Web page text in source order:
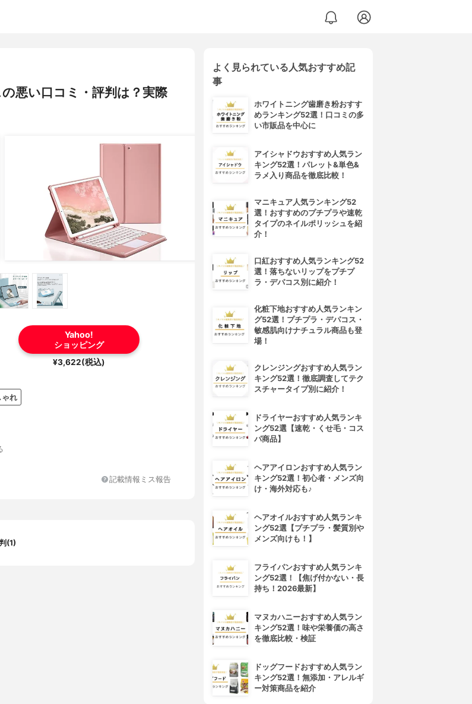
悪い口コミ・評判は？実際
Yahoo!
ショッピング
¥3,622(税込)
ゃれ
記載情報ミス報告
(1)
よく見られている人気おすすめ記
事
ホワイトニング歯磨き粉おすす
めランキング52選！口コミの多
い市販品を中心に
アイシャドウおすすめ人気ラン
キング52選！パレット&単色&
ラメ入り商品を徹底比較！
マニキュア人気ランキング52
選！おすすめのプチプラや速乾
タイプのネイルポリッシュを紹
介！
口紅おすすめ人気ランキング52
選！落ちないリップをプチプ
ラ・デパコス別に紹介！
化粧下地おすすめ人気ランキン
グ52選！プチプラ・デパコス・
敏感肌向けナチュラル商品も登
場！
クレンジングおすすめ人気ラン
キング52選！徹底調査してテク
スチャータイプ別に紹介！
ドライヤーおすすめ人気ランキ
ング52選【速乾・くせ毛・コス
パ商品】
ヘアアイロンおすすめ人気ラン
キング52選！初心者・メンズ向
け・海外対応も♪
ヘアオイルおすすめ人気ランキ
ング52選【プチプラ・髪質別や
メンズ向けも！】
フライパンおすすめ人気ランキ
ング52選！【焦げ付かない・長
持ち！2026最新】
マヌカハニーおすすめ人気ラン
キング52選！味や栄養価の高さ
を徹底比較・検証
ドッグフードおすすめ人気ラン
キング52選！無添加・アレルギ
ー対策商品を紹介